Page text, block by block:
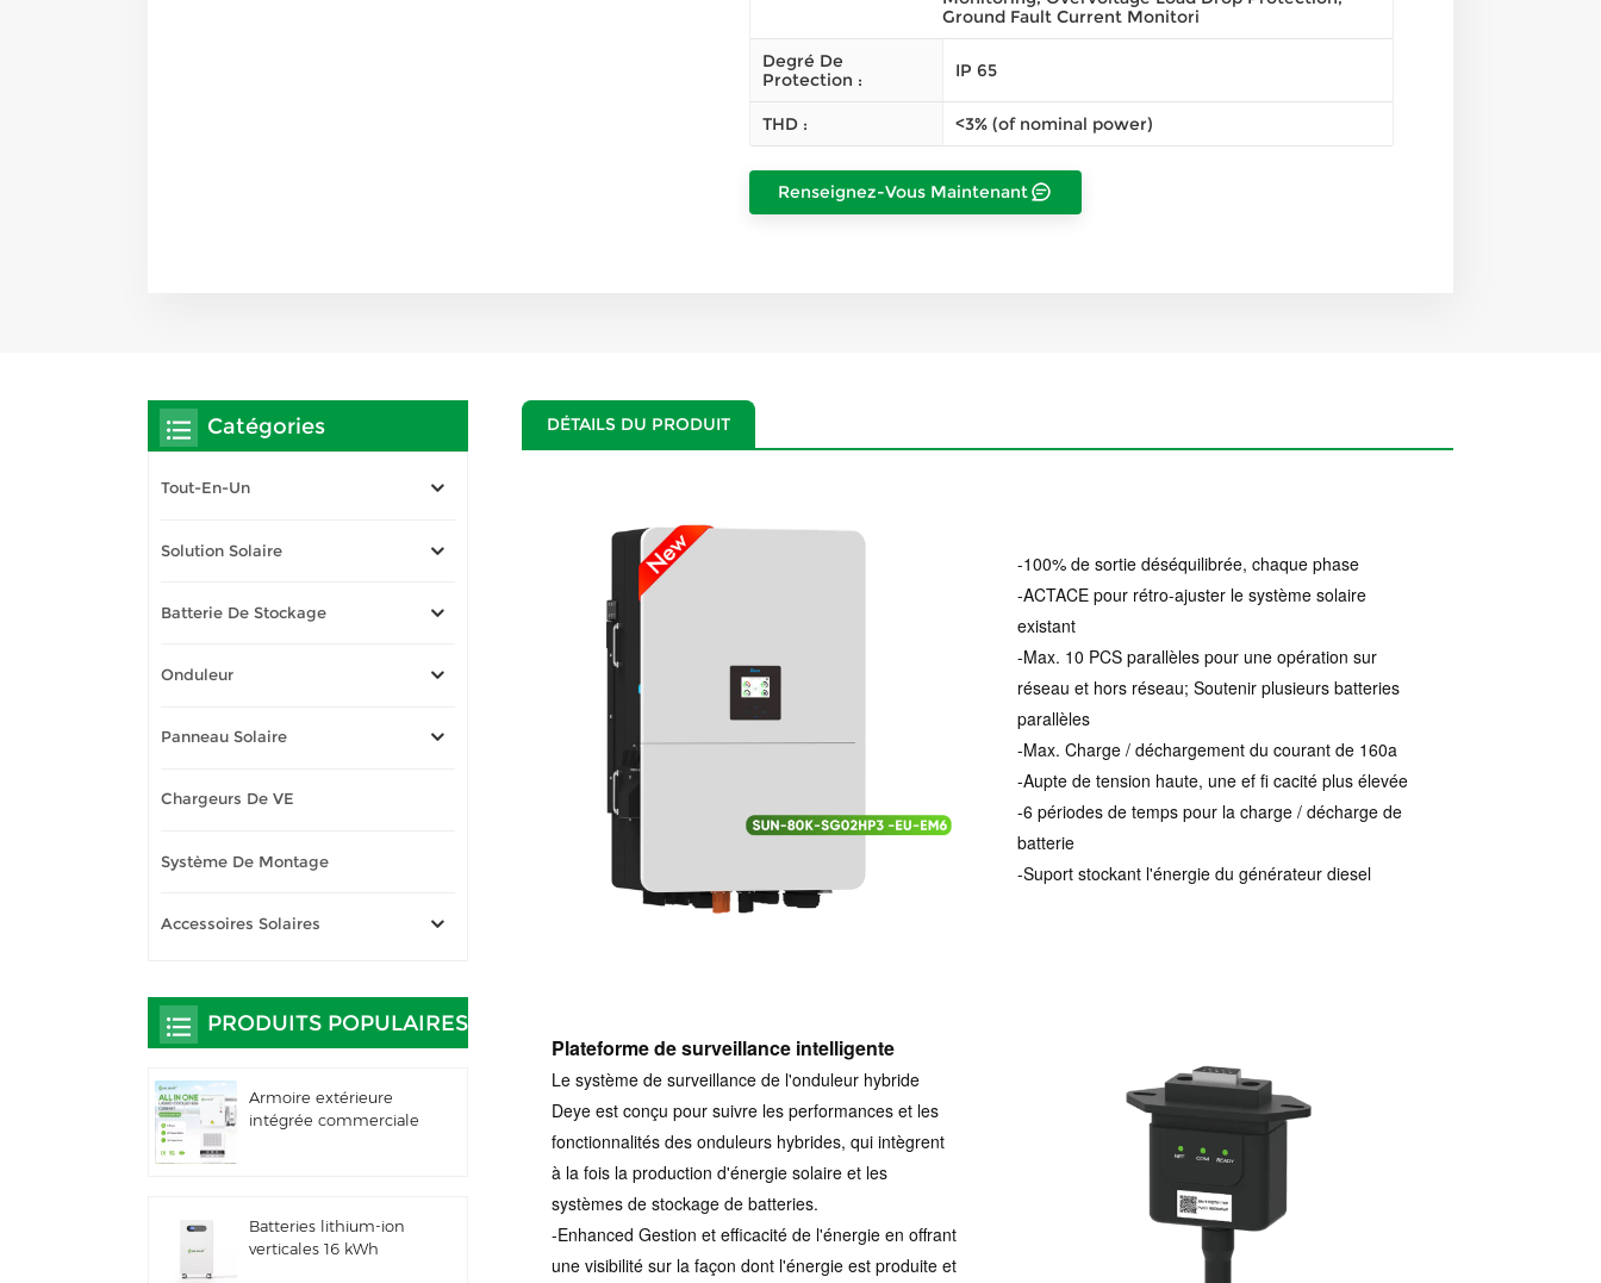
Ground Fault Current Monitori
Degré De
Protection :
IP 65
THD : <3% (of nominal power)
Renseignez-Vous Maintenant
DÉTAILS DU PRODUIT
-100% de sortie déséquilibrée, chaque phase
-ACTACE pour rétro-ajuster le système solaire
existant
-Max. 10 PCS parallèles pour une opération sur
réseau et hors réseau; Soutenir plusieurs batteries
parallèles
-Max. Charge / déchargement du courant de 160a
-Aupte de tension haute, une ef ﬁ cacité plus élevée
-6 périodes de temps pour la charge / décharge de
batterie
-Suport stockant l'énergie du générateur diesel
Plateforme de surveillance intelligente
Le système de surveillance de l'onduleur hybride
Deye est conçu pour suivre les performances et les
fonctionnalités des onduleurs hybrides, qui intègrent
à la fois la production d'énergie solaire et les
systèmes de stockage de batteries.
-Enhanced Gestion et efficacité de l'énergie en offrant
une visibilité sur la façon dont l'énergie est produite et
Catégories
Tout-En-Un
Solution Solaire
Batterie De Stockage
Onduleur
Panneau Solaire
Chargeurs De VE
Système De Montage
Accessoires Solaires
PRODUITS POPULAIRES
Armoire extérieure
intégrée commerciale
Batteries lithium-ion
verticales 16 kWh